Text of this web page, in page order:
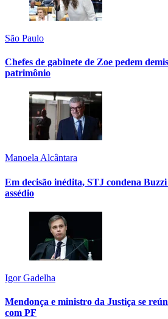
São Paulo
Chefes de gabinete de Zoe pedem
patrimônio
Manoela Alcântara
Em decisão inédita, STJ condena
assédio
Igor Gadelha
Mendonça e ministro da Justiça se
com PF